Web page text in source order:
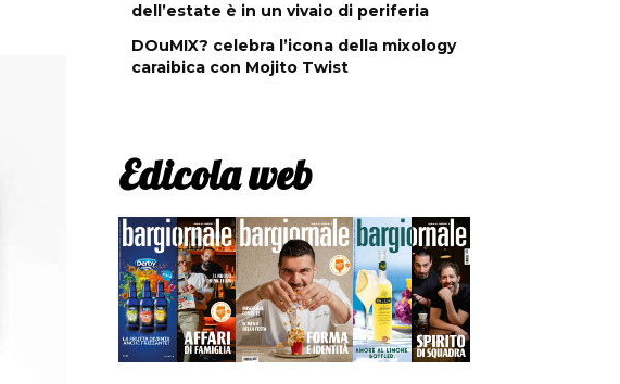
dell’estate è in un vivaio di periferia
DOuMIX? celebra l’icona della mixology
caraibica con Mojito Twist
Edicola web